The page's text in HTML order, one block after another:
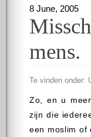
8 June, 2005
mens.
Te vinden onder:
Zo, en u
zijn die
een moslim of